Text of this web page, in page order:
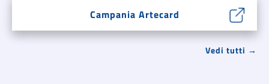
Campania Artecard
Vedi tutti →